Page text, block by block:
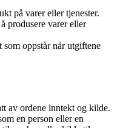
på varer eller tjenester.
produsere varer eller
oppstår når utgiftene
av ordene inntekt og kilde.
en person eller en